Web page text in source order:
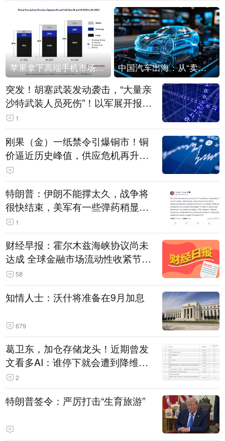
苹果拿下高端手机市场65%的份额：iPhone 17系列功不可没 中国汽车出海：从“卖出去”到“走进去”
突发！胡塞武装发动袭击，“大量亲
沙特武装人员死伤”！以军展开报复
性空袭
1
刚果（金）一纸禁令引爆铜市！铜
价逼近历史峰值，供应危机再升
级？
特朗普：伊朗不能撑太久，战争将
很快结束，美军有一些弹药稍显紧
张！伊朗公布拟议的海峡管理文本
1
财经早报：霍尔木兹海峡协议尚未
达成 全球金融市场流动性收紧节奏
暂缓
58
知情人士：沃什将准备在9月加息
679
葛卫东，加仓存储龙头！近期曾发
文看多AI：谁停下就会遭到降维打
击 2
特朗普签令：严厉打击“生育旅游”